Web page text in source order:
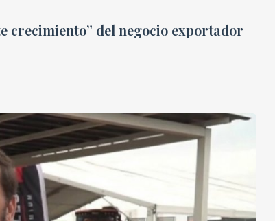
crecimiento” del negocio exportador